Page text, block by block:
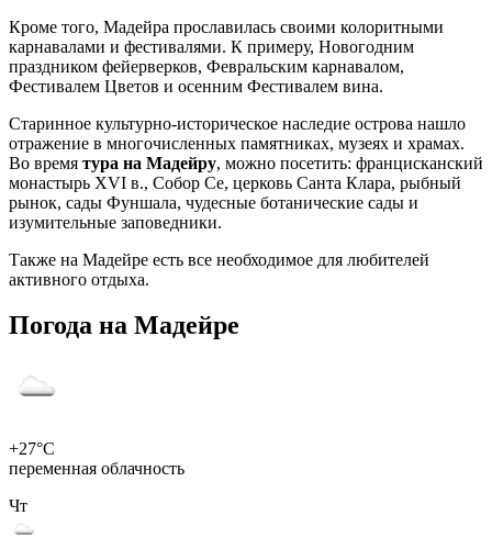
Кроме того, Мадейра прославилась своими колоритными
карнавалами и фестивалями. К примеру, Новогодним
праздником фейерверков, Февральским карнавалом,
Фестивалем Цветов и осенним Фестивалем вина.
Старинное культурно-историческое наследие острова нашло
отражение в многочисленных памятниках, музеях и храмах.
Во время тура на Мадейру, можно посетить: францисканский
монастырь XVI в., Собор Се, церковь Санта Клара, рыбный
рынок, сады Фуншала, чудесные ботанические сады и
изумительные заповедники.
Также на Мадейре есть все необходимое для любителей
активного отдыха.
Погода на Мадейре
+27°C
переменная облачность
Чт